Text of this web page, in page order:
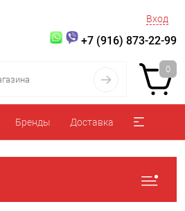
Вход
+7 (916) 873-22-99
0
Бренды Доставка